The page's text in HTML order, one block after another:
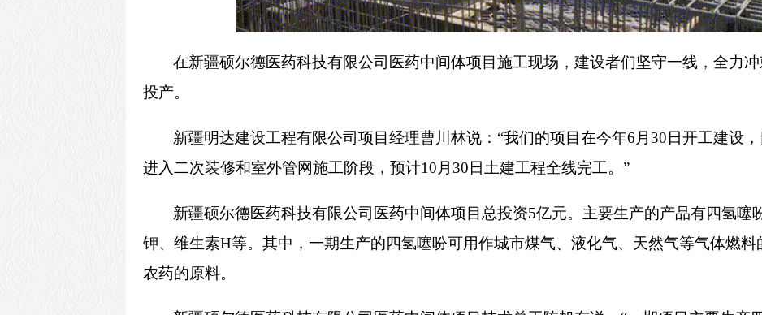
在新疆硕尔德医药科技有限公司医药中间体项目施工现场，建设者们坚守一线，全力
投产。
新疆明达建设工程有限公司项目经理曹川林说：“我们的项目在今年6月30日开工建设
进入二次装修和室外管网施工阶段，预计10月30日土建工程全线完工。”
新疆硕尔德医药科技有限公司医药中间体项目总投资5亿元。主要生产的产品有四氢噻
钾、维生素H等。其中，一期生产的四氢噻吩可用作城市煤气、液化气、天然气等气体燃料
农药的原料。